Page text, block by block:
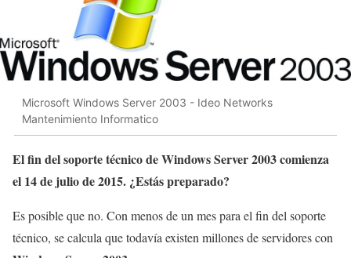
Microsoft Windows Server 2003 - Ideo Networks
Mantenimiento Informatico
El fin del soporte técnico de Windows Server 2003 comienza
el 14 de julio de 2015. ¿Estás preparado?
Es posible que no. Con menos de un mes para el fin del soporte
técnico, se calcula que todavía existen millones de servidores con